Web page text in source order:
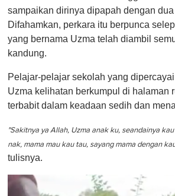
e
,
sampaikan dirinya dipapah dengan
Difahamkan, perkara itu berpunca
yang bernama Uzma telah diambil
kandung.
Pelajar-pelajar sekolah yang
Uzma kelihatan berkumpul di halaman
terbabit dalam keadaan sedih dan
"Sakitnya ya Allah, Uzma anak ku, seandainya
nak, mama mau kau tau, sayang mama dengan
tulisnya.